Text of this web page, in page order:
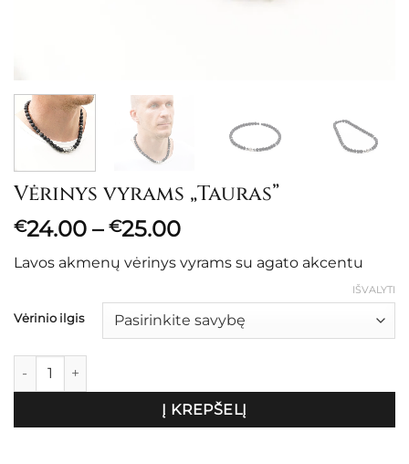
Vėrinys vyrams „Tauras”
€24.00 – €25.00Price
€24.00
€25.00
Lavos akmenų vėrinys vyrams su agato akcentu
Vėrinio ilgis
IŠVALYTI
produkto kiekis: Vėrinys vyrams „Tauras”
Į KREPŠELĮ